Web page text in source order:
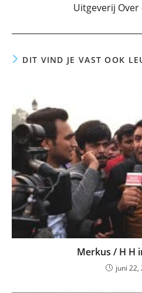
Uitgeverij
DIT VIND JE VAST OOK
Merkus / H H
juni 22,